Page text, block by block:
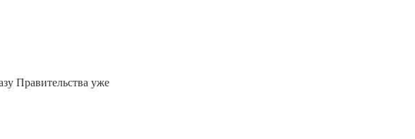
Правительства уже